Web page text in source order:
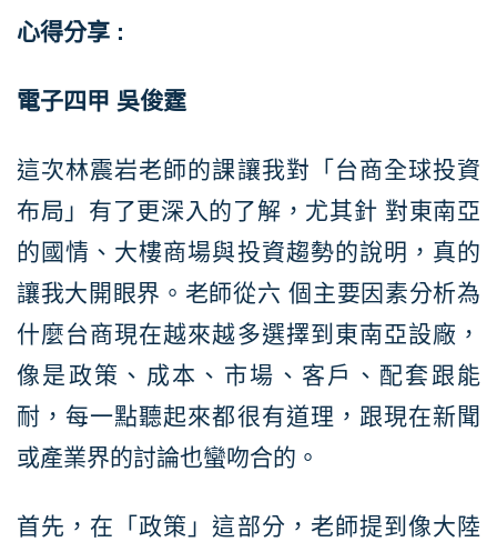
心得分享 :
電子四甲 吳俊霆
這次林震岩老師的課讓我對「台商全球投資
布局」有了更深入的了解，尤其針 對東南亞
的國情、大樓商場與投資趨勢的說明，真的
讓我大開眼界。老師從六 個主要因素分析為
什麼台商現在越來越多選擇到東南亞設廠，
像是政策、成本、市場、客戶、配套跟能
耐，每一點聽起來都很有道理，跟現在新聞
或產業界的討論也蠻吻合的。
首先，在「政策」這部分，老師提到像大陸